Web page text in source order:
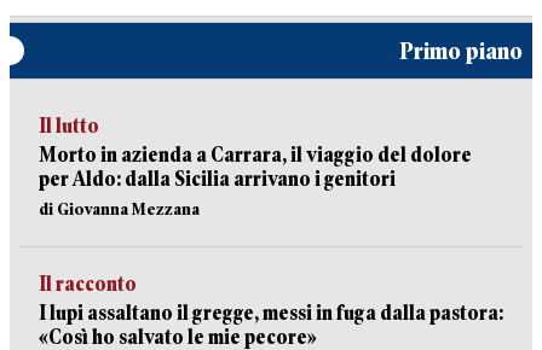
Primo piano
Il lutto
Morto in azienda a Carrara, il viaggio del dolore
per Aldo: dalla Sicilia arrivano i genitori
di Giovanna Mezzana
Il racconto
I lupi assaltano il gregge, messi in fuga dalla pastora:
«Così ho salvato le mie pecore»